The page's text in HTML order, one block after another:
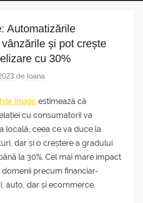
Automatizările
și pot crește
cu 30%
de Ioana
Image estimează că
cu consumatorii va
locală, ceea ce va duce la
dar și o creștere a gradului
la 30%. Cel mai mare impact
precum financiar-
auto, dar și ecommerce.